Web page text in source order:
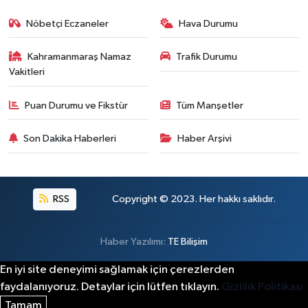
Nöbetçi Eczaneler Hava Durumu
Kahramanmaraş Namaz
Vakitleri
Trafik Durumu
Puan Durumu ve Fikstür Tüm Manşetler
Son Dakika Haberleri Haber Arşivi
RSS Copyright © 2023. Her hakkı saklıdır.
Haber Yazılımı: TE Bilişim
En iyi site deneyimi sağlamak için çerezlerden
faydalanıyoruz. Detaylar için lütfen tıklayın. Gizlilik Politikası
Tamam